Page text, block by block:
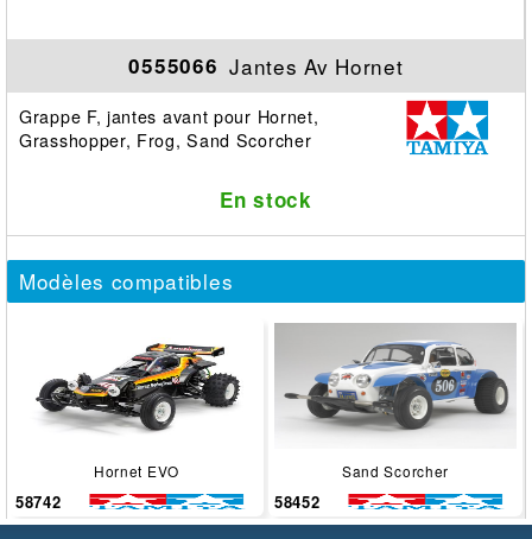
0555066 Jantes Av Hornet
Grappe F, jantes avant pour Hornet,
Grasshopper, Frog, Sand Scorcher
En stock
Modèles compatibles
Hornet EVO
58742
Sand Scorcher
58452